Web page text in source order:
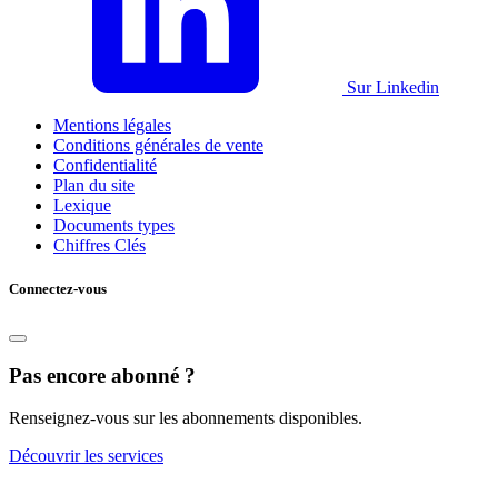
Sur Linkedin
Mentions légales
Conditions générales de vente
Confidentialité
Plan du site
Lexique
Documents types
Chiffres Clés
Connectez-vous
Pas encore abonné ?
Renseignez-vous sur les abonnements disponibles.
Découvrir les services